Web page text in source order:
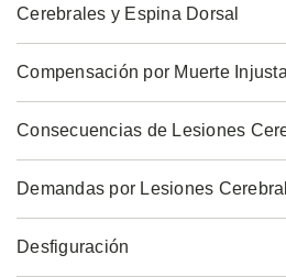
Cerebrales y Espina Dorsal
Compensación por Muerte Injusta
Consecuencias de Lesiones
Demandas por Lesiones
Desfiguración